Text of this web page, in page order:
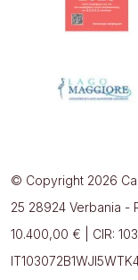
© Copyright 2026
25 28924 Verbania -
10.400,00 € | CIR: